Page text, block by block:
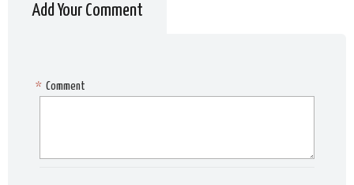
Add Your Comment
Comment
*